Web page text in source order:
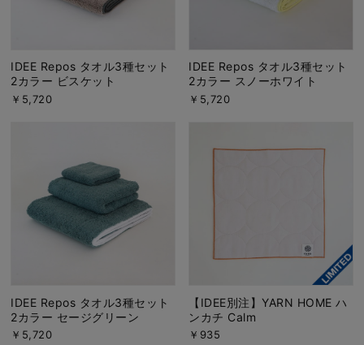
IDEE Repos タオル3種セット
2カラー ビスケット
￥5,720
IDEE Repos タオル3種セット
2カラー スノーホワイト
￥5,720
IDEE Repos タオル3種セット
2カラー セージグリーン
￥5,720
【IDEE別注】YARN HOME ハ
ンカチ Calm
￥935